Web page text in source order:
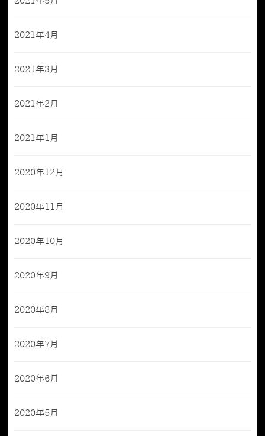
2021年4月
2021年3月
2021年2月
2021年1月
2020年12月
2020年11月
2020年10月
2020年9月
2020年8月
2020年7月
2020年6月
2020年5月